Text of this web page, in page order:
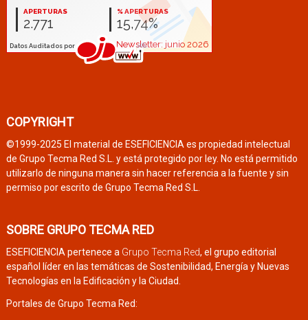
COPYRIGHT
©1999-2025 El material de ESEFICIENCIA es propiedad intelectual
de Grupo Tecma Red S.L. y está protegido por ley. No está permitido
utilizarlo de ninguna manera sin hacer referencia a la fuente y sin
permiso por escrito de Grupo Tecma Red S.L.
SOBRE GRUPO TECMA RED
ESEFICIENCIA pertenece a Grupo Tecma Red, el grupo editorial
español líder en las temáticas de Sostenibilidad, Energía y Nuevas
Tecnologías en la Edificación y la Ciudad.
Portales de Grupo Tecma Red: